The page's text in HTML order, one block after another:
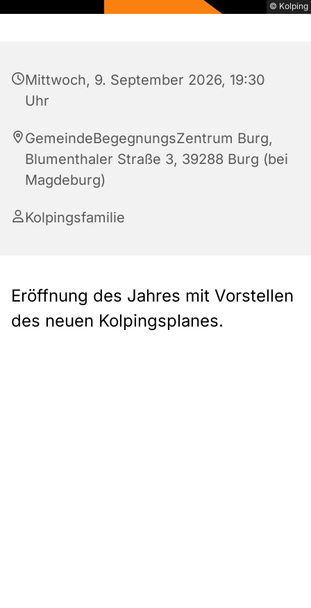
© Kolping
Mittwoch, 9. September 2026, 19:30
Uhr
GemeindeBegegnungsZentrum Burg,
Blumenthaler Straße 3, 39288 Burg (bei
Magdeburg)
Kolpingsfamilie
Eröffnung des Jahres mit Vorstellen
des neuen Kolpingsplanes.